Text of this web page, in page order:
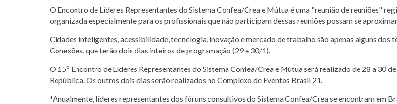
O Encontro de Líderes Representantes do Sistema Confea/Crea e Mútua é uma "reunião de reuniões"
organizada especialmente para os profissionais que não participam dessas reuniões possam se
Cidades inteligentes, acessibilidade, tecnologia, inovação e mercado de trabalho são apenas alguns dos
Conexões, que terão dois dias inteiros de programação (29 e 30/1).
O 15º Encontro de Líderes Representantes do Sistema Confea/Crea e Mútua será realizado de 28 a 30
República. Os outros dois dias serão realizados no Complexo de Eventos Brasil 21.
*Anualmente, líderes representantes dos fóruns consultivos do Sistema Confea/Crea se encontram em